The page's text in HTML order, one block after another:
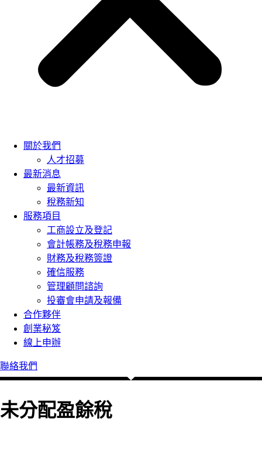
關於我們
人才招募
最新消息
最新資訊
稅務新知
服務項目
工商設立及登記
會計帳務及稅務申報
財務及稅務簽證
確信服務
管理顧問諮詢
投審會申請及報備
合作夥伴
創業秘笈
線上申辦
聯絡我們
未分配盈餘稅